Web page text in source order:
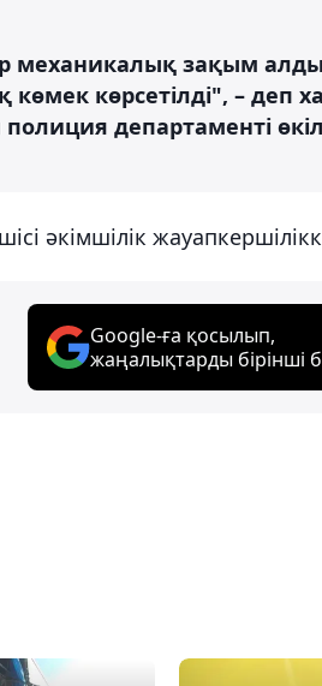
механикалық зақым
көрсетілді", – деп
департаменті
әкімшілік
Google-ға қосылып,
жаңалықтарды бірінші